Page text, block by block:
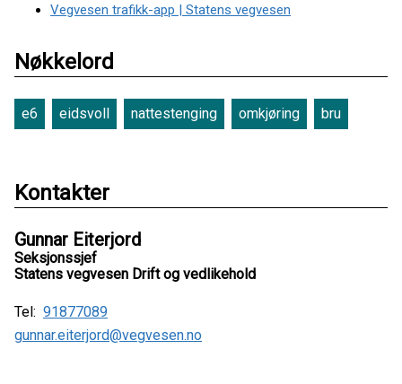
Vegvesen trafikk-app | Statens vegvesen
Nøkkelord
e6 eidsvoll nattestenging omkjøring bru
Kontakter
Gunnar Eiterjord
Seksjonssjef
Statens vegvesen Drift og vedlikehold
Tel: 91877089
gunnar.eiterjord@vegvesen.no